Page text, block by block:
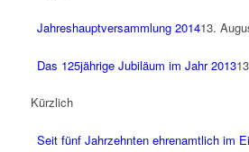
Jahreshauptversammlung 201413.
Das 125jährige Jubiläum im Jahr 2013
Kürzlich
Seit fünf Jahrzehnten ehrenamtlich im